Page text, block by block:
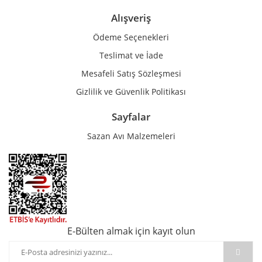
Alışveriş
Ödeme Seçenekleri
Teslimat ve İade
Mesafeli Satış Sözleşmesi
Gizlilik ve Güvenlik Politikası
Sayfalar
Sazan Avı Malzemeleri
E-Bülten almak için kayıt olun